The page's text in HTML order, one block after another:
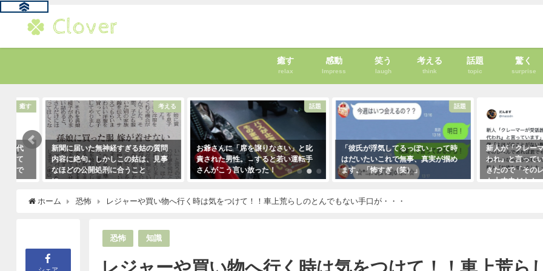
癒す
relax
感動
Impress
笑う
laugh
考える
think
話題
topic
驚く
surprise
考える
新聞に届いた無神経すぎる姑の質問
内容に絶句。しかしこの姑は、見事
なほどの公開処刑に合うこと
に・・・
話題
お爺さんに「席を譲りなさい」と叱
責された男性。→すると若い運転手
さんがこう言い放った！
「彼氏が浮気してるっぽい」って時
はだいたいこれで無事、真実が掴め
ます。「怖すぎ（笑）」
新人が「クレーマーが『
われ』と言っています」
きたので「そのレベルで
も大丈夫だよ！」と言っ
ホーム 恐怖 レジャーや買い物へ行く時は気をつけて！！車上荒らしのとんでもない手口が・・・
恐怖 知識
レジャーや買い物へ行く時は気をつけて！！車上荒ら